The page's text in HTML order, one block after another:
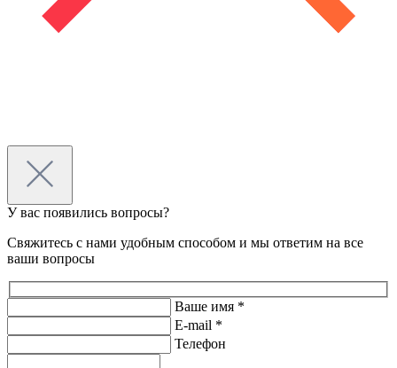
У вас появились вопросы?
Свяжитесь с нами удобным способом и мы ответим на все
ваши вопросы
Ваше имя *
E-mail *
Телефон